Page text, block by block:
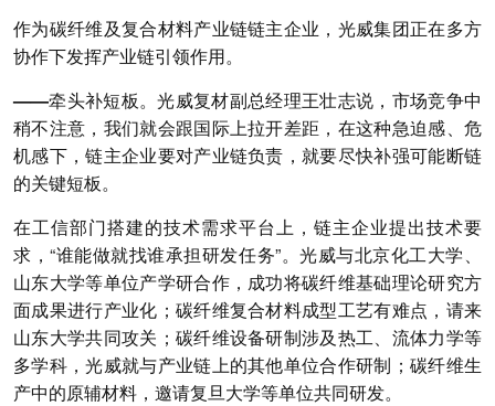
作为碳纤维及复合材料产业链链主企业，光威集团正在多方
协作下发挥产业链引领作用。
——牵头补短板。光威复材副总经理王壮志说，市场竞争中
稍不注意，我们就会跟国际上拉开差距，在这种急迫感、危
机感下，链主企业要对产业链负责，就要尽快补强可能断链
的关键短板。
在工信部门搭建的技术需求平台上，链主企业提出技术要
求，“谁能做就找谁承担研发任务”。光威与北京化工大学、
山东大学等单位产学研合作，成功将碳纤维基础理论研究方
面成果进行产业化；碳纤维复合材料成型工艺有难点，请来
山东大学共同攻关；碳纤维设备研制涉及热工、流体力学等
多学科，光威就与产业链上的其他单位合作研制；碳纤维生
产中的原辅材料，邀请复旦大学等单位共同研发。